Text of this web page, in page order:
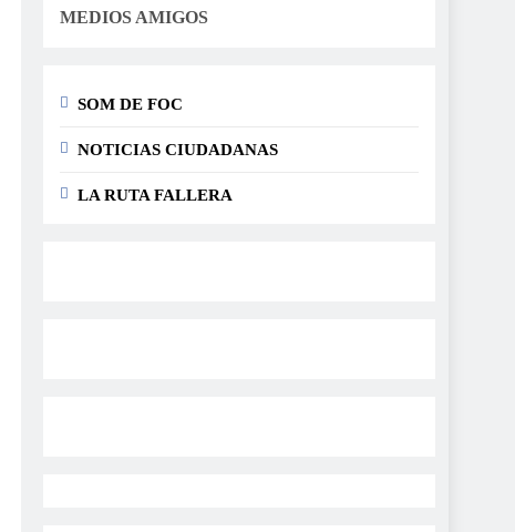
MEDIOS AMIGOS
SOM DE FOC
NOTICIAS CIUDADANAS
LA RUTA FALLERA